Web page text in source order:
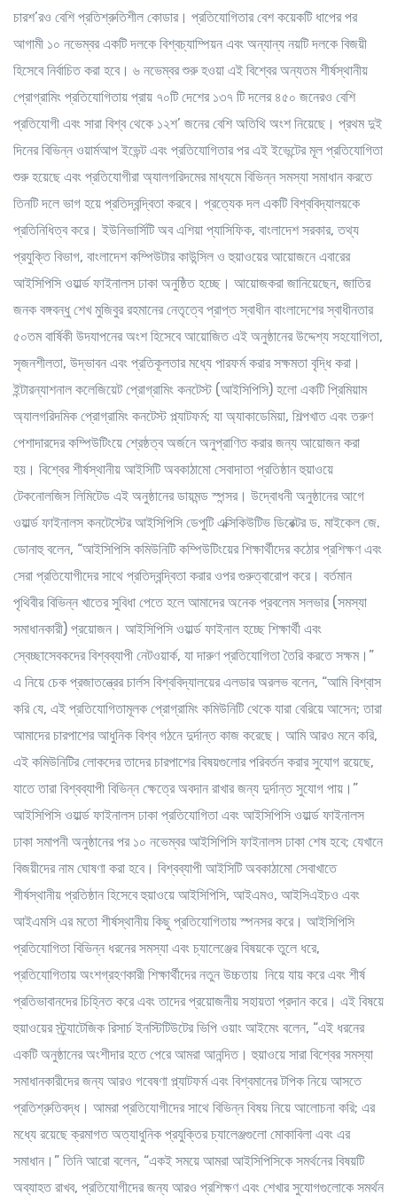
চারশ’রও বেশি প্রতিশ্রুতিশীল কোডার। প্রতিযোগিতার বেশ কয়েকটি ধাপের পর
আগামী ১০ নভেম্বর একটি দলকে বিশ্বচ্যাম্পিয়ন এবং অন্যান্য নয়টি দলকে বিজয়ী
হিসেবে নির্বাচিত করা হবে। ৬ নভেম্বর শুরু হওয়া এই বিশ্বের অন্যতম শীর্ষস্থানীয়
প্রোগ্রামিং প্রতিযোগিতায় প্রায় ৭০টি দেশের ১৩৭ টি দলের ৪৫০ জনেরও বেশি
প্রতিযোগী এবং সারা বিশ্ব থেকে ১২শ’ জনের বেশি অতিথি অংশ নিয়েছে। প্রথম দুই
দিনের বিভিন্ন ওয়ার্মআপ ইভেন্ট এবং প্রতিযোগিতার পর এই ইভেন্টের মূল প্রতিযোগিতা
শুরু হয়েছে এবং প্রতিযোগীরা অ্যালগরিদমের মাধ্যমে বিভিন্ন সমস্যা সমাধান করতে
তিনটি দলে ভাগ হয়ে প্রতিদ্বন্দ্বিতা করবে। প্রত্যেক দল একটি বিশ্ববিদ্যালয়কে
প্রতিনিধিত্ব করে। ইউনিভার্সিটি অব এশিয়া প্যাসিফিক, বাংলাদেশ সরকার, তথ্য
প্রযুক্তি বিভাগ, বাংলাদেশ কম্পিউটার কাউন্সিল ও হুয়াওয়ের আয়োজনে এবারের
আইসিপিসি ওয়ার্ল্ড ফাইনালস ঢাকা অনুষ্ঠিত হচ্ছে। আয়োজকরা জানিয়েছেন, জাতির
জনক বঙ্গবন্ধু শেখ মুজিবুর রহমানের নেতৃত্বে প্রাপ্ত স্বাধীন বাংলাদেশের স্বাধীনতার
৫০তম বার্ষিকী উদযাপনের অংশ হিসেবে আয়োজিত এই অনুষ্ঠানের উদ্দেশ্য সহযোগিতা,
সৃজনশীলতা, উদ্ভাবন এবং প্রতিকূলতার মধ্যে পারফর্ম করার সক্ষমতা বৃদ্ধি করা।
ইন্টারন্যাশনাল কলেজিয়েট প্রোগ্রামিং কনটেস্ট (আইসিপিসি) হলো একটি প্রিমিয়াম
অ্যালগরিদমিক প্রোগ্রামিং কনটেস্ট প্ল্যাটফর্ম; যা অ্যাকাডেমিয়া, শিল্পখাত এবং তরুণ
পেশাদারদের কম্পিউটিংয়ে শ্রেষ্ঠত্ব অর্জনে অনুপ্রাণিত করার জন্য আয়োজন করা
হয়। বিশ্বের শীর্ষস্থানীয় আইসিটি অবকাঠামো সেবাদাতা প্রতিষ্ঠান হুয়াওয়ে
টেকনোলজিস লিমিটেড এই অনুষ্ঠানের ডায়মন্ড স্পন্সর। উদ্বোধনী অনুষ্ঠানের আগে
ওয়ার্ল্ড ফাইনালস কনটেস্টের আইসিপিসি ডেপুটি এক্সিকিউটিভ ডিরেক্টর ড. মাইকেল জে.
ডোনাহু বলেন, “আইসিপিসি কমিউনিটি কম্পিউটিংয়ের শিক্ষার্থীদের কঠোর প্রশিক্ষণ এবং
সেরা প্রতিযোগীদের সাথে প্রতিদ্বন্দ্বিতা করার ওপর গুরুত্বারোপ করে। বর্তমান
পৃথিবীর বিভিন্ন খাতের সুবিধা পেতে হলে আমাদের অনেক প্রবলেম সলভার (সমস্যা
সমাধানকারী) প্রয়োজন। আইসিপিসি ওয়ার্ল্ড ফাইনাল হচ্ছে শিক্ষার্থী এবং
স্বেচ্ছাসেবকদের বিশ্বব্যাপী নেটওয়ার্ক, যা দারুণ প্রতিযোগিতা তৈরি করতে সক্ষম।”
এ নিয়ে চেক প্রজাতন্ত্রের চার্লস বিশ্ববিদ্যালয়ের এলডার অরলভ বলেন, “আমি বিশ্বাস
করি যে, এই প্রতিযোগিতামূলক প্রোগ্রামিং কমিউনিটি থেকে যারা বেরিয়ে আসেন; তারা
আমাদের চারপাশের আধুনিক বিশ্ব গঠনে দুর্দান্ত কাজ করেছে। আমি আরও মনে করি,
এই কমিউনিটির লোকদের তাদের চারপাশের বিষয়গুলোর পরিবর্তন করার সুযোগ রয়েছে,
যাতে তারা বিশ্বব্যাপী বিভিন্ন ক্ষেত্রে অবদান রাখার জন্য দুর্দান্ত সুযোগ পায়।”
আইসিপিসি ওয়ার্ল্ড ফাইনালস ঢাকা প্রতিযোগিতা এবং আইসিপিসি ওয়ার্ল্ড ফাইনালস
ঢাকা সমাপনী অনুষ্ঠানের পর ১০ নভেম্বর আইসিপিসি ফাইনালস ঢাকা শেষ হবে; যেখানে
বিজয়ীদের নাম ঘোষণা করা হবে। বিশ্বব্যাপী আইসিটি অবকাঠামো সেবাখাতে
শীর্ষস্থানীয় প্রতিষ্ঠান হিসেবে হুয়াওয়ে আইসিপিসি, আইএমও, আইসিএইচও এবং
আইএমসি এর মতো শীর্ষস্থানীয় কিছু প্রতিযোগিতায় স্পনসর করে। আইসিপিসি
প্রতিযোগিতা বিভিন্ন ধরনের সমস্যা এবং চ্যালেঞ্জের বিষয়কে তুলে ধরে,
প্রতিযোগিতায় অংশগ্রহণকারী শিক্ষার্থীদের নতুন উচ্চতায় নিয়ে যায় করে এবং শীর্ষ
প্রতিভাবানদের চিহ্নিত করে এবং তাদের প্রয়োজনীয় সহায়তা প্রদান করে। এই বিষয়ে
হুয়াওয়ের স্ট্র্যাটেজিক রিসার্চ ইনস্টিটিউটের ভিপি ওয়াং আইমেং বলেন, “এই ধরনের
একটি অনুষ্ঠানের অংশীদার হতে পেরে আমরা আনন্দিত। হুয়াওয়ে সারা বিশ্বের সমস্যা
সমাধানকারীদের জন্য আরও গবেষণা প্ল্যাটফর্ম এবং বিশ্বমানের টপিক নিয়ে আসতে
প্রতিশ্রুতিবদ্ধ। আমরা প্রতিযোগীদের সাথে বিভিন্ন বিষয় নিয়ে আলোচনা করি; এর
মধ্যে রয়েছে ক্রমাগত অত্যাধুনিক প্রযুক্তির চ্যালেঞ্জগুলো মোকাবিলা এবং এর
সমাধান।” তিনি আরো বলেন, “একই সময়ে আমরা আইসিপিসিকে সমর্থনের বিষয়টি
অব্যাহত রাখব, প্রতিযোগীদের জন্য আরও প্রশিক্ষণ এবং শেখার সুযোগগুলোকে সমর্থন